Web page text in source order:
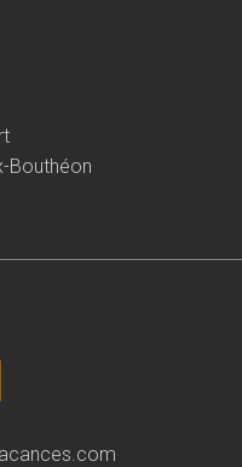
Bouthéon